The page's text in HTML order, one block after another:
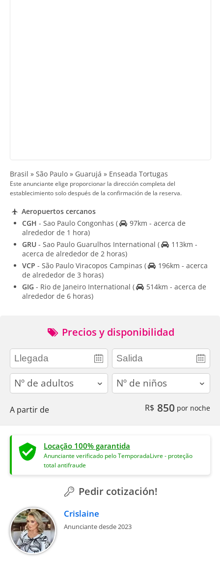
Brasil » São Paulo » Guarujá » Enseada Tortugas
Este anunciante elige proporcionar la dirección completa del
establecimiento solo después de la confirmación de la reserva.
Aeropuertos cercanos
CGH - Sao Paulo Congonhas (
97km - acerca de
alrededor de 1 hora)
GRU - Sao Paulo Guarulhos International (
113km -
acerca de alrededor de 2 horas)
VCP - São Paulo Viracopos Campinas (
196km - acerca
de alrededor de 3 horas)
GIG - Rio de Janeiro International (
514km - acerca de
alrededor de 6 horas)
Precios y disponibilidad
adults children
A partir de R$ 850 por noche
Locação 100% garantida
Anunciante verificado pelo TemporadaLivre - proteção
total antifraude
Pedir cotización!
Crislaine
Anunciante desde 2023